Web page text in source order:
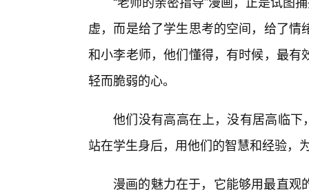
虚，而是给了学生思考的空间，给了
和小李老师，他们懂得，有时候，最
轻而脆弱的心。
他们没有高高在上，没有居高临下
站在学生身后，用他们的智慧和经验，
漫画的魅力在于，它能够用最直